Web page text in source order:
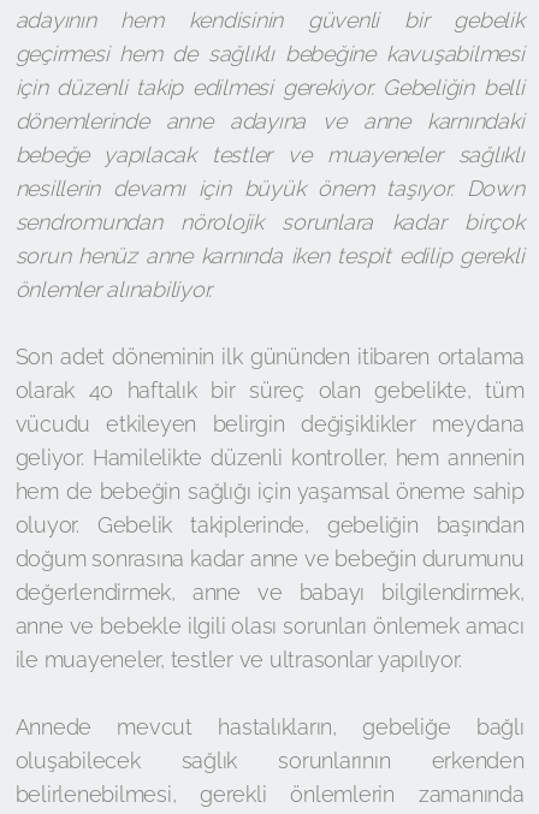
adayının hem kendisinin güvenli bir gebelik
geçirmesi hem de sağlıklı bebeğine kavuşabilmesi
için düzenli takip edilmesi gerekiyor. Gebeliğin belli
dönemlerinde anne adayına ve anne karnındaki
bebeğe yapılacak testler ve muayeneler sağlıklı
nesillerin devamı için büyük önem taşıyor. Down
sendromundan nörolojik sorunlara kadar birçok
sorun henüz anne karnında iken tespit edilip gerekli
önlemler alınabiliyor.
Son adet döneminin ilk gününden itibaren ortalama
olarak 40 haftalık bir süreç olan gebelikte, tüm
vücudu etkileyen belirgin değişiklikler meydana
geliyor. Hamilelikte düzenli kontroller, hem annenin
hem de bebeğin sağlığı için yaşamsal öneme sahip
oluyor. Gebelik takiplerinde, gebeliğin başından
doğum sonrasına kadar anne ve bebeğin durumunu
değerlendirmek, anne ve babayı bilgilendirmek,
anne ve bebekle ilgili olası sorunları önlemek amacı
ile muayeneler, testler ve ultrasonlar yapılıyor.
Annede mevcut hastalıkların, gebeliğe bağlı
oluşabilecek sağlık sorunlarının erkenden
belirlenebilmesi, gerekli önlemlerin zamanında